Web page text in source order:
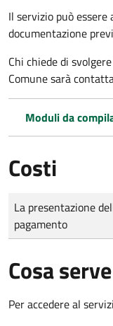
Il servizio può
documentazione
Chi chiede di
Comune sarà
Moduli da
Costi
Tipo di pagamento
Importo
La presentazione
pagamento
Cosa serve
Per accedere al